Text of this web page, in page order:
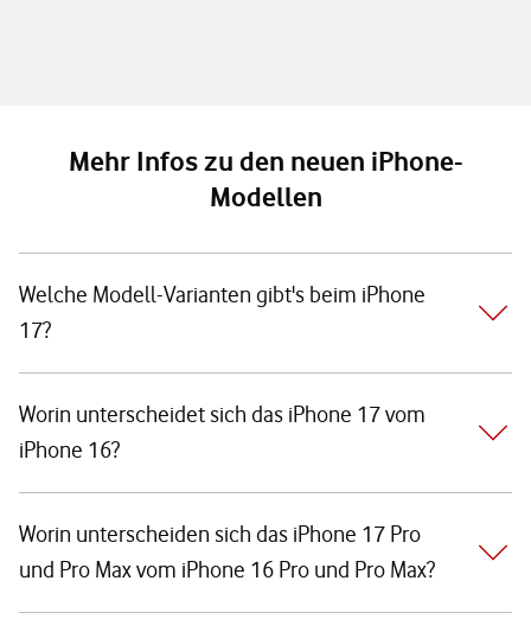
Mehr Infos zu den neuen iPhone-
Modellen
Welche Modell-Varianten gibt's beim iPhone
17?
Worin unterscheidet sich das iPhone 17 vom
iPhone 16?
Worin unterscheiden sich das iPhone 17 Pro
und Pro Max vom iPhone 16 Pro und Pro Max?